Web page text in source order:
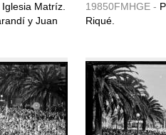
Matríz.
y Juan
19850FMHGE -
Riqué.